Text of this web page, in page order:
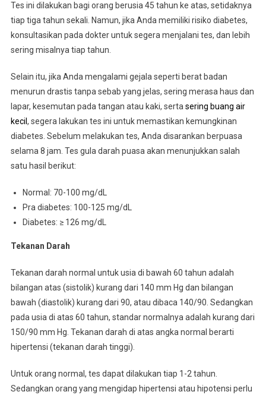
Tes ini dilakukan bagi orang berusia 45 tahun ke atas, setidaknya
tiap tiga tahun sekali. Namun, jika Anda memiliki risiko diabetes,
konsultasikan pada dokter untuk segera menjalani tes, dan lebih
sering misalnya tiap tahun.
Selain itu, jika Anda mengalami gejala seperti berat badan
menurun drastis tanpa sebab yang jelas, sering merasa haus dan
lapar, kesemutan pada tangan atau kaki, serta sering buang air
kecil , segera lakukan tes ini untuk memastikan kemungkinan
diabetes. Sebelum melakukan tes, Anda disarankan berpuasa
selama 8 jam. Tes gula darah puasa akan menunjukkan salah
satu hasil berikut:
Normal: 70-100 mg/dL
Pra diabetes: 100-125 mg/dL
Diabetes: ≥ 126 mg/dL
Tekanan Darah
Tekanan darah normal untuk usia di bawah 60 tahun adalah
bilangan atas (sistolik) kurang dari 140 mm Hg dan bilangan
bawah (diastolik) kurang dari 90, atau dibaca 140/90. Sedangkan
pada usia di atas 60 tahun, standar normalnya adalah kurang dari
150/90 mm Hg. Tekanan darah di atas angka normal berarti
hipertensi (tekanan darah tinggi).
Untuk orang normal, tes dapat dilakukan tiap 1-2 tahun.
Sedangkan orang yang mengidap hipertensi atau hipotensi perlu